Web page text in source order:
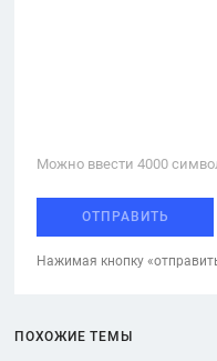
Можно ввести 4000
ОТПРАВИТЬ
Нажимая кнопку
ПОХОЖИЕ ТЕМЫ